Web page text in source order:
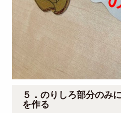
５．のりしろ部分のみ
を作る